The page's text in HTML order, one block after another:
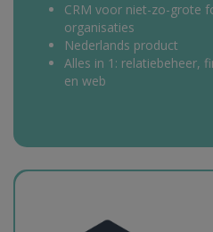
CRM voor niet-zo-grote
organisaties
Nederlands product
Alles in 1: relatiebeheer,
en web